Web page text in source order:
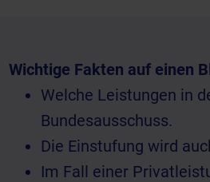
Wichtige Fakten auf einen
Welche Leistungen in
Bundesausschuss.
Die Einstufung wird
Im Fall einer